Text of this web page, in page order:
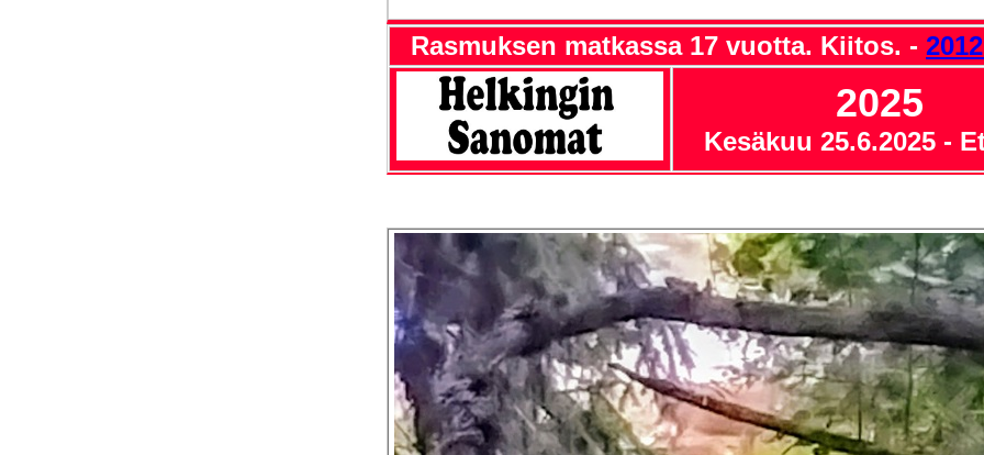
Rasmuksen matkassa 17 vuotta. Kiitos. -
2025
Kesäkuu 25.6.2025-